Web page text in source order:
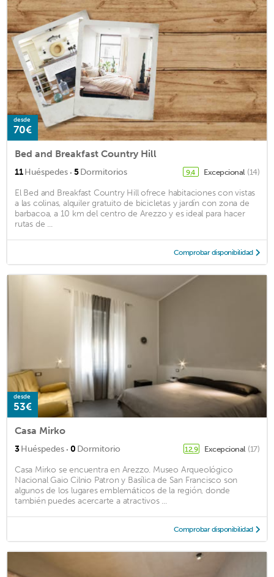
desde
70€
Bed and Breakfast Country Hill
11Huéspedes · 5Dormitorios 9,4 Excepcional (14)
El Bed and Breakfast Country Hill ofrece habitaciones con vistas
a las colinas, alquiler gratuito de bicicletas y jardín con zona de
barbacoa, a 10 km del centro de Arezzo y es ideal para hacer
rutas de ...
Comprobar disponibilidad
desde
53€
Casa Mirko
3Huéspedes · 0 Dormitorio 12,9 Excepcional (17)
Casa Mirko se encuentra en Arezzo. Museo Arqueológico
Nacional Gaio Cilnio Patron y Basílica de San Francisco son
algunos de los lugares emblemáticos de la región, donde
también puedes acercarte a atractivos ...
Comprobar disponibilidad